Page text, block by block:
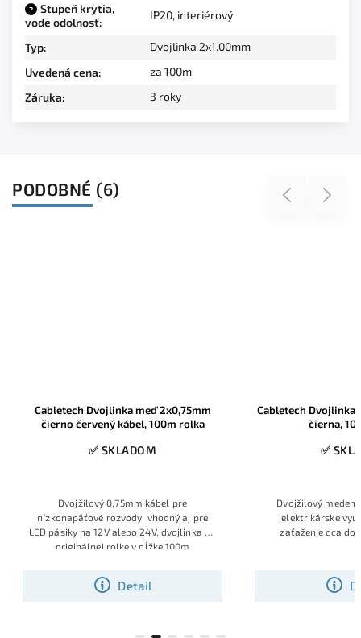
?
Stupeň krytia,
vode odolnosť:
IP20, interiérový
Typ:
Dvojlinka 2x1.00mm
Uvedená cena:
za 100m
Záruka: 3 roky
PODOBNÉ (6) Previous
Cabletech Dvojlinka meď 2x0,75mm
čierno červený kábel, 100m rolka
✅ SKLADOM
Detail
Dvojžilový 0,75mm kábel pre
nízkonapäťové rozvody, vhodný aj pre
LED pásiky na 12V alebo 24V, dvojlinka na
originálnej rolke v dĺžke 100m
Cabletech Dvojlinka
čierna,
✅
Dvojžilový
elektrikárske
zaťaženie cca do
Next